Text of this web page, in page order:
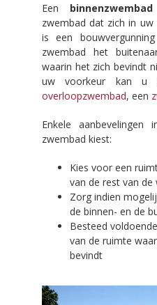
Een binnenzwembad
zwembad dat zich in
is een
zwembad het
waarin het zich bevindt
uw voorkeur kan u
overloopzwembad, een
Enkele
zwembad kiest:
Kies voor een
van de rest van de
Zorg indien
de binnen- en de
Besteed
van de ruimte
bevindt